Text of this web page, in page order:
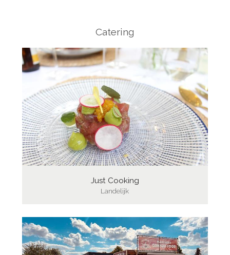
Catering
Just Cooking
Landelijk